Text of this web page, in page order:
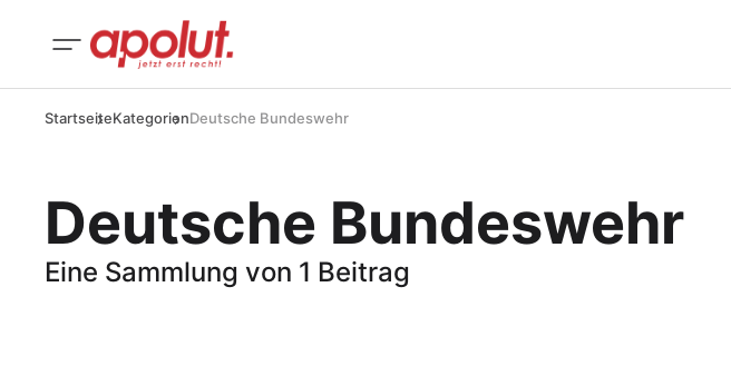
StartseiteKategorienDeutsche Bundeswehr
Deutsche Bundeswehr
Eine Sammlung von 1 Beitrag